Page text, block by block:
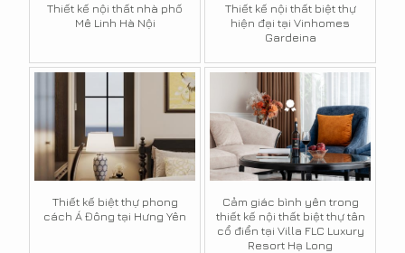
Thiết kế nội thất nhà phố
Mê Linh Hà Nội
Thiết kế nội thất biệt thự
hiện đại tại Vinhomes
Gardeina
Thiết kế biệt thự phong
cách Á Đông tại Hưng Yên
Cảm giác bình yên trong
thiết kế nội thất biệt thự tân
cổ điển tại Villa FLC Luxury
Resort Hạ Long